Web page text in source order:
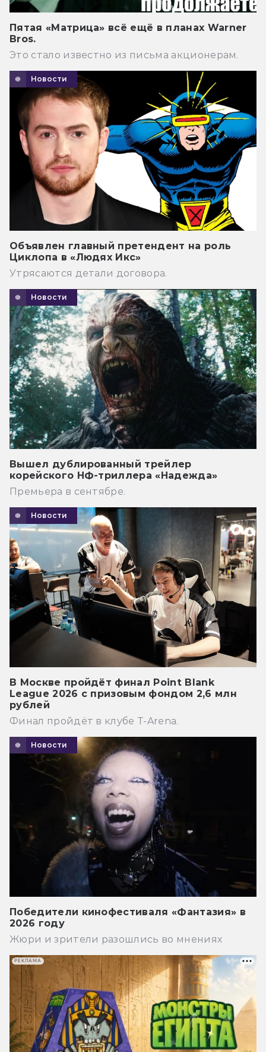
Пятая «Матрица» всё ещё в планах Warner
Bros.
Это стало известно из письма акционерам.
Новости
Объявлен главный претендент на роль
Циклопа в «Людях Икс»
Утрясаются детали договора.
Новости
Вышел дублированный трейлер
корейского НФ-триллера «Надежда»
Премьера в сентябре.
Новости
В Москве пройдёт финал Point Blank
League 2026 с призовым фондом 2,6 млн
рублей
Финал пройдёт в клубе T-Arena.
Новости
Победители кинофестиваля «Фантазия» в
2026 году
Жюри и зрители разошлись во мнениях
РЕКЛАМА